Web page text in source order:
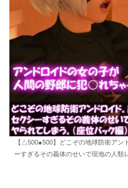
【△500●500】どこぞの地球防衛アン
ーすぎるその義体のせいで現地の人類